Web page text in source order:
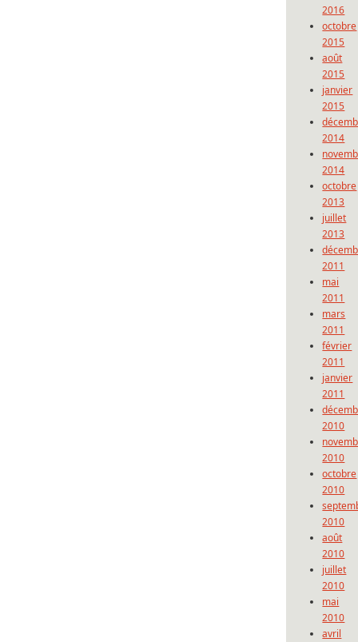
2016
octobre
2015
août
2015
janvier
2015
2014
2014
octobre
2013
juillet
2013
2011
mai
2011
mars
2011
février
2011
janvier
2011
2010
2010
octobre
2010
2010
août
2010
juillet
2010
mai
2010
avril